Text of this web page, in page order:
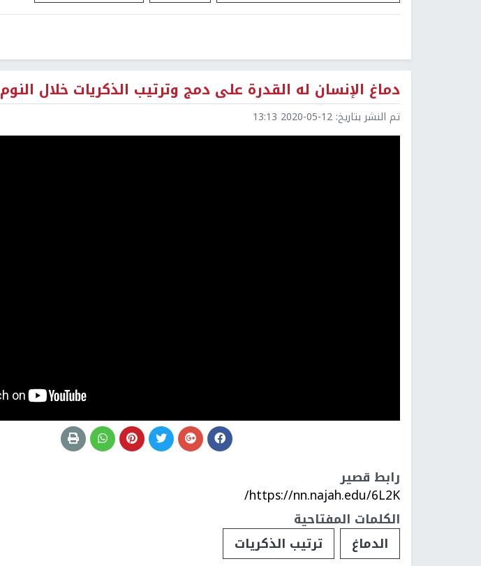
دماغ الإنسان له القدرة على دمج وترتيب الذكريات خلال النوم
تم النشر بتاريخ: 2020-05-12 13:13
رابط قصير
https://nn.najah.edu/6L2K/
الكلمات المفتاحية
الدماغ
ترتيب الذكريات